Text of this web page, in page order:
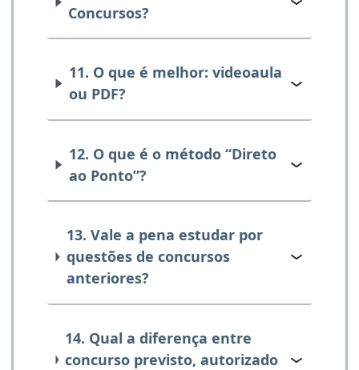
Concursos?
11. O que é melhor: videoaula
ou PDF?
12. O que é o método “Direto
ao Ponto”?
13. Vale a pena estudar por
questões de concursos
anteriores?
14. Qual a diferença entre
concurso previsto, autorizado